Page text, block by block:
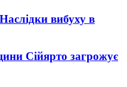
вибуху в
Сійярто загрожує